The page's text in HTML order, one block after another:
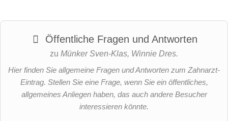
Öffentliche Fragen und Antworten
zu Münker Sven-Klas, Winnie Dres.
Hier finden Sie allgemeine Fragen und Antworten zum Zahnarzt-
Eintrag. Stellen Sie eine Frage, wenn Sie ein öffentliches,
allgemeines Anliegen haben, das auch andere Besucher
interessieren könnte.